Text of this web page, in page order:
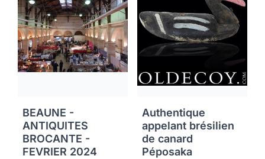
BEAUNE -
ANTIQUITES
BROCANTE -
FEVRIER 2024
Authentique
appelant brésilien
de canard
Péposaka